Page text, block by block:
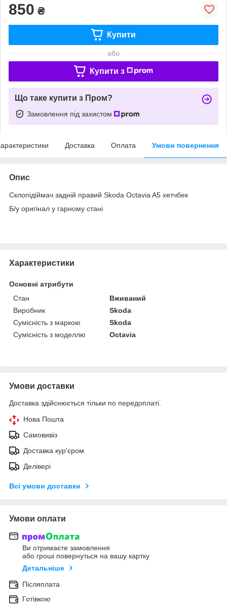
850 ₴
Купити
або
Купити з
Що таке купити з Пром?
Замовлення під захистом
Доставка Оплата Умови повернення
Опис
Склопідіймач задній правий Skoda Octavia A5 хетчбек
Б/у оригінал у гарному стані
Характеристики
Основні атрибути
Стан
Вживаний
Виробник
Skoda
Сумісність з маркою
Skoda
Сумісність з моделлю
Octavia
Умови доставки
Доставка здійснюється тільки по передоплаті.
Нова Пошта
Самовивіз
Доставка кур'єром
Делівері
Всі умови доставки
Умови оплати
Ви отримаєте замовлення
або гроші повернуться на вашу картку
Детальніше
Післяплата
Готівкою